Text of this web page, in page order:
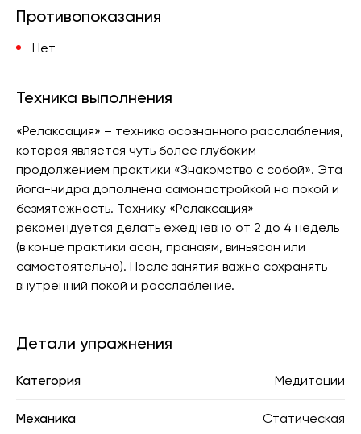
Противопоказания
Нет
Техника выполнения
«Релаксация» – техника осознанного расслабления,
которая является чуть более глубоким
продолжением практики «Знакомство с собой». Эта
йога-нидра дополнена самонастройкой на покой и
безмятежность. Технику «Релаксация»
рекомендуется делать ежедневно от 2 до 4 недель
(в конце практики асан, пранаям, виньясан или
самостоятельно). После занятия важно сохранять
внутренний покой и расслабление.
Детали упражнения
Категория Медитации
Механика Статическая